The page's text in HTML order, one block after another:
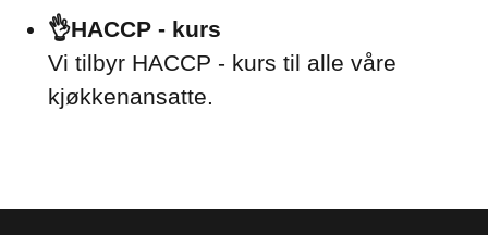
👌HACCP - kurs
Vi tilbyr HACCP - kurs til alle våre
kjøkkenansatte.